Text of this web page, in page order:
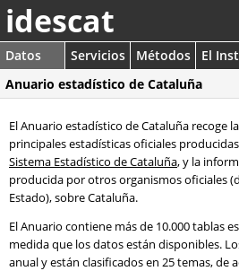
idescat
Datos Servicios Métodos
El
Anuario estadístico de Cataluña
El Anuario estadístico de Cataluña recoge
principales estadísticas oficiales
Sistema Estadístico de Cataluña, y la
producida por otros organismos oficiales
Estado), sobre Cataluña.
El Anuario contiene más de 10.000 tablas
medida que los datos están disponibles.
anual y están clasificados en 25 temas, de